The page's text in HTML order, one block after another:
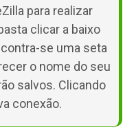
para realizar
clicar a baixo
se uma seta
o nome do seu
salvos. Clicando
conexão.